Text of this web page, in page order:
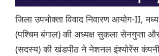
जिला उपभोक्ता विवाद निवारण आयोग-II,
(पश्चिम बंगाल) की अध्यक्ष सुकला सेनगुप्ता
(सदस्य) की खंडपीठ ने नेशनल इंश्योरेंस कंपनी